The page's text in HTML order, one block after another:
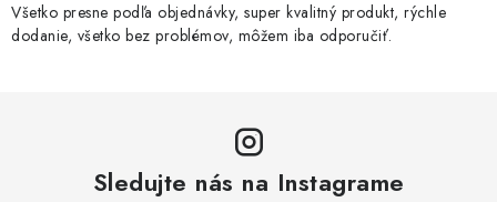
Všetko presne podľa objednávky, super kvalitný produkt, rýchle
dodanie, všetko bez problémov, môžem iba odporučiť.
Sledujte nás na Instagrame